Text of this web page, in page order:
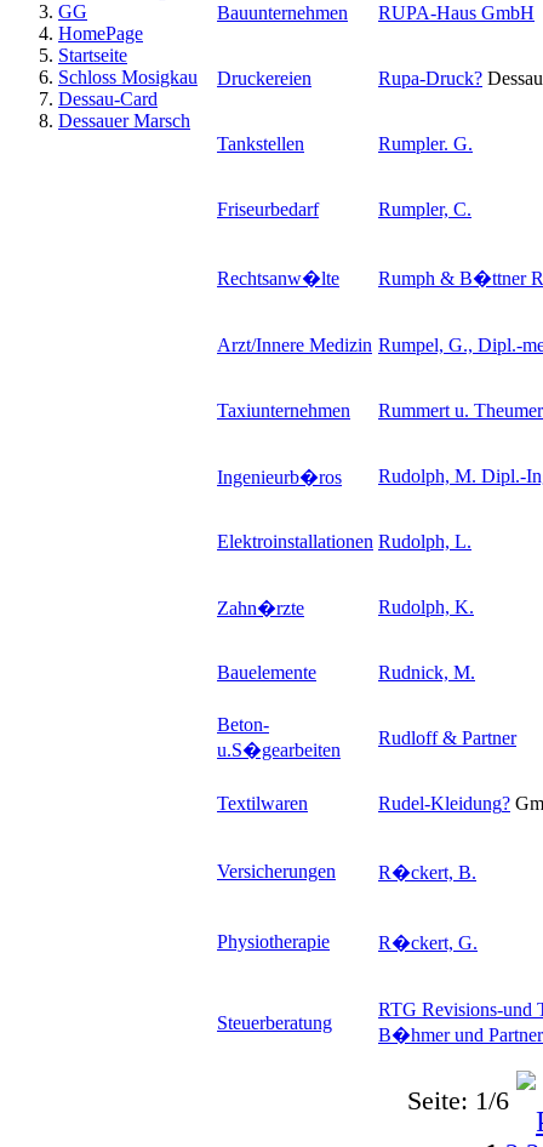
GG
HomePage
Startseite
Schloss Mosigkau
Dessau-Card
Dessauer Marsch
Bauunternehmen RUPA-Haus GmbH
Druckereien Rupa-Druck? Dessau
Tankstellen Rumpler. G.
Friseurbedarf Rumpler, C.
Rechtsanw�lte Rumph & B�ttner
Arzt/Innere Medizin Rumpel, G., Dipl.-
Taxiunternehmen Rummert u. Theumer
Ingenieurb�ros Rudolph, M. Dipl.-
Elektroinstallationen Rudolph, L.
Zahn�rzte Rudolph, K.
Bauelemente Rudnick, M.
Beton-
u.S�gearbeiten
Rudloff & Partner
Textilwaren Rudel-Kleidung?
Versicherungen R�ckert, B.
Physiotherapie R�ckert, G.
Steuerberatung
RTG Revisions-und
B�hmer und Partner
Seite: 1/6